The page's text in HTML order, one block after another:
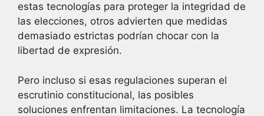
estas tecnologías para proteger la integridad de
las elecciones, otros advierten que medidas
demasiado estrictas podrían chocar con la
libertad de expresión.
Pero incluso si esas regulaciones superan el
escrutinio constitucional, las posibles
soluciones enfrentan limitaciones. La tecnología